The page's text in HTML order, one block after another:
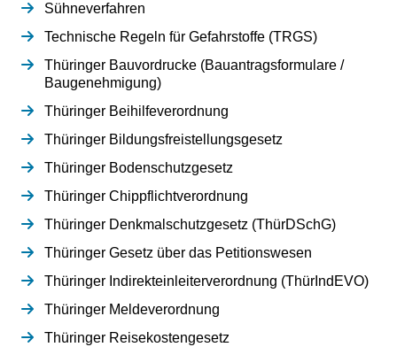
Sühneverfahren
Technische Regeln für Gefahrstoffe (TRGS)
Thüringer Bauvordrucke (Bauantragsformulare /
Baugenehmigung)
Thüringer Beihilfeverordnung
Thüringer Bildungsfreistellungsgesetz
Thüringer Bodenschutzgesetz
Thüringer Chippflichtverordnung
Thüringer Denkmalschutzgesetz (ThürDSchG)
Thüringer Gesetz über das Petitionswesen
Thüringer Indirekteinleiterverordnung (ThürIndEVO)
Thüringer Meldeverordnung
Thüringer Reisekostengesetz